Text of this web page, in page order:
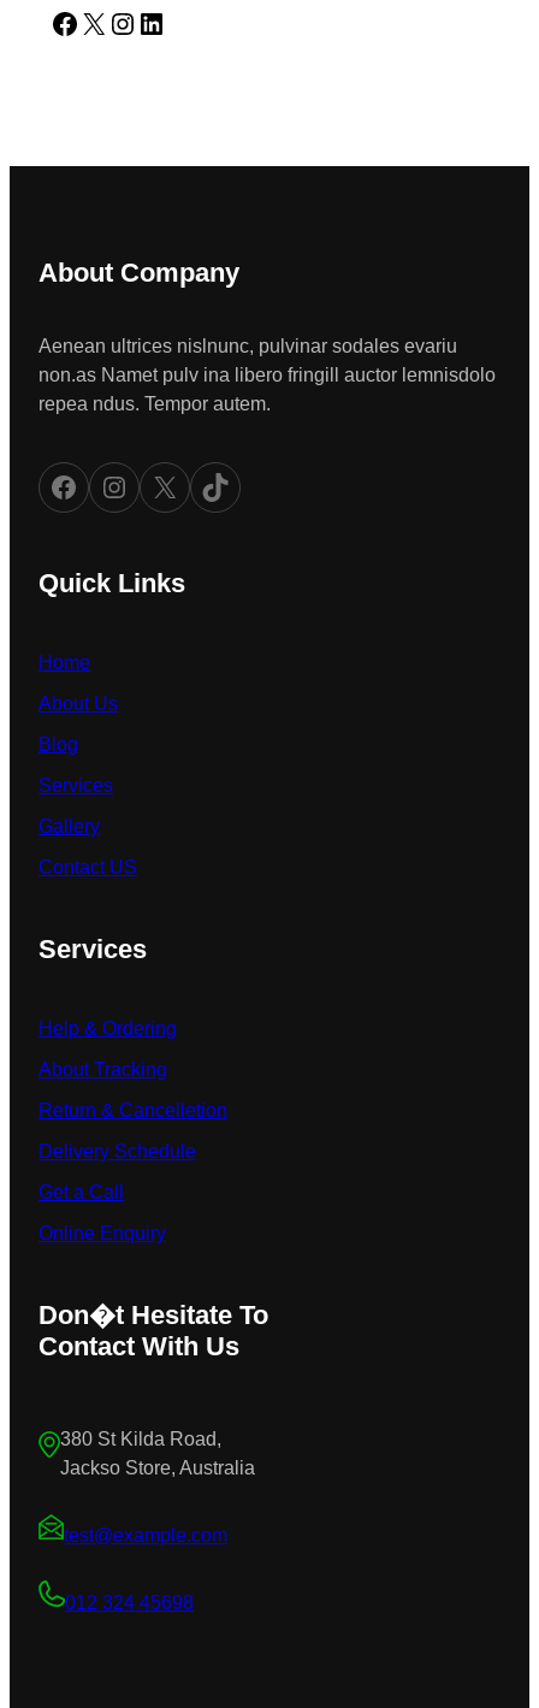
Facebook X Instagram LinkedIn
About Company
Aenean ultrices nislnunc, pulvinar sodales evariu
non.as Namet pulv ina libero fringill auctor lemnisdolo
repea ndus. Tempor autem.
Facebook Instagram X TikTok
Quick Links
Home
About Us
Blog
Services
Gallery
Contact US
Services
Help & Ordering
About Tracking
Return & Cancelletion
Delivery Schedule
Get a Call
Online Enquiry
Don�t Hesitate To
Contact With Us
380 St Kilda Road,
Jackso Store, Australia
test@example.com
012 324 45698